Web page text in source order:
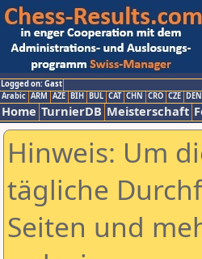
Logged on: Gast
Arabic ARM AZE BIH BUL CAT CHN CRO CZE DEN
Home TurnierDB Meisterschaft
Hinweis: Um
tägliche
Seiten und